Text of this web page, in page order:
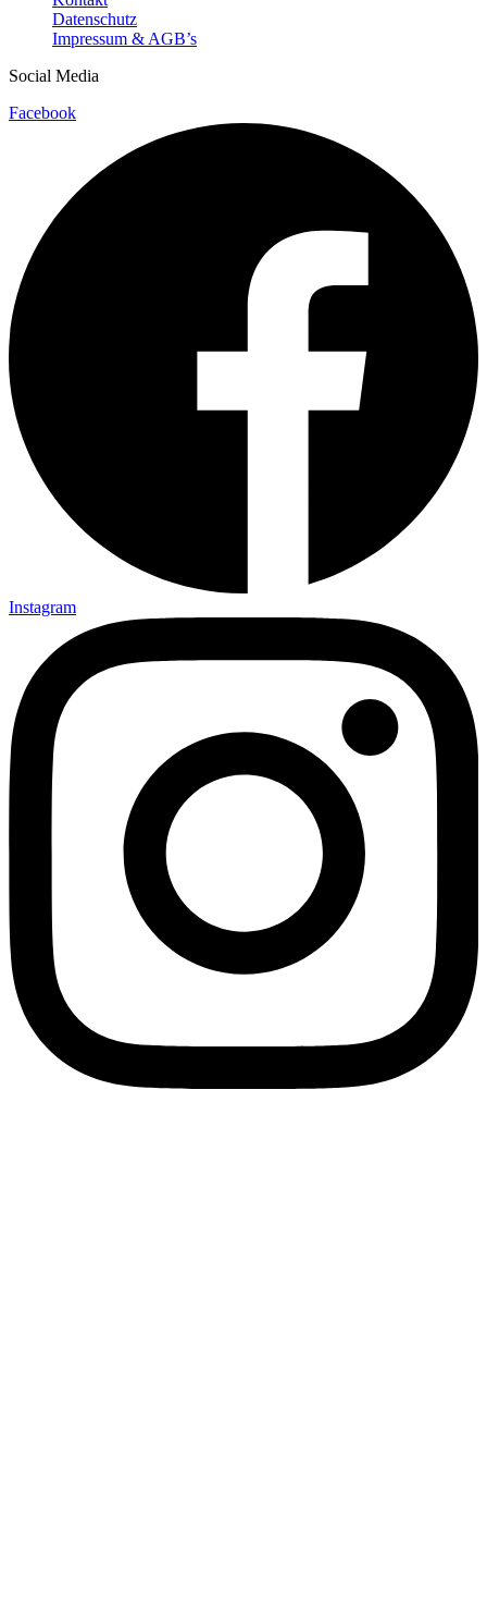
Datenschutz
Impressum & AGB’s
Social Media
Facebook
Instagram